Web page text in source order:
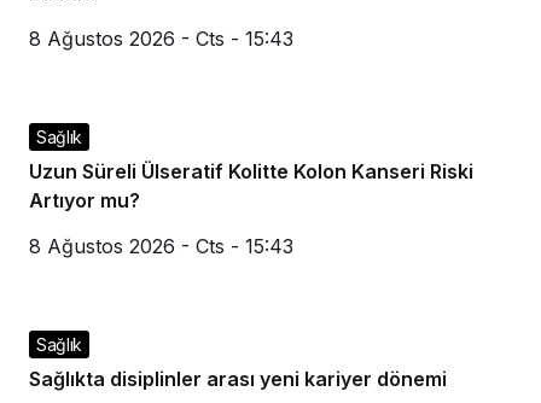
8 Ağustos 2026 - Cts - 15:43
Sağlık
Uzun Süreli Ülseratif Kolitte Kolon Kanseri Riski
Artıyor mu?
8 Ağustos 2026 - Cts - 15:43
Sağlık
Sağlıkta disiplinler arası yeni kariyer dönemi